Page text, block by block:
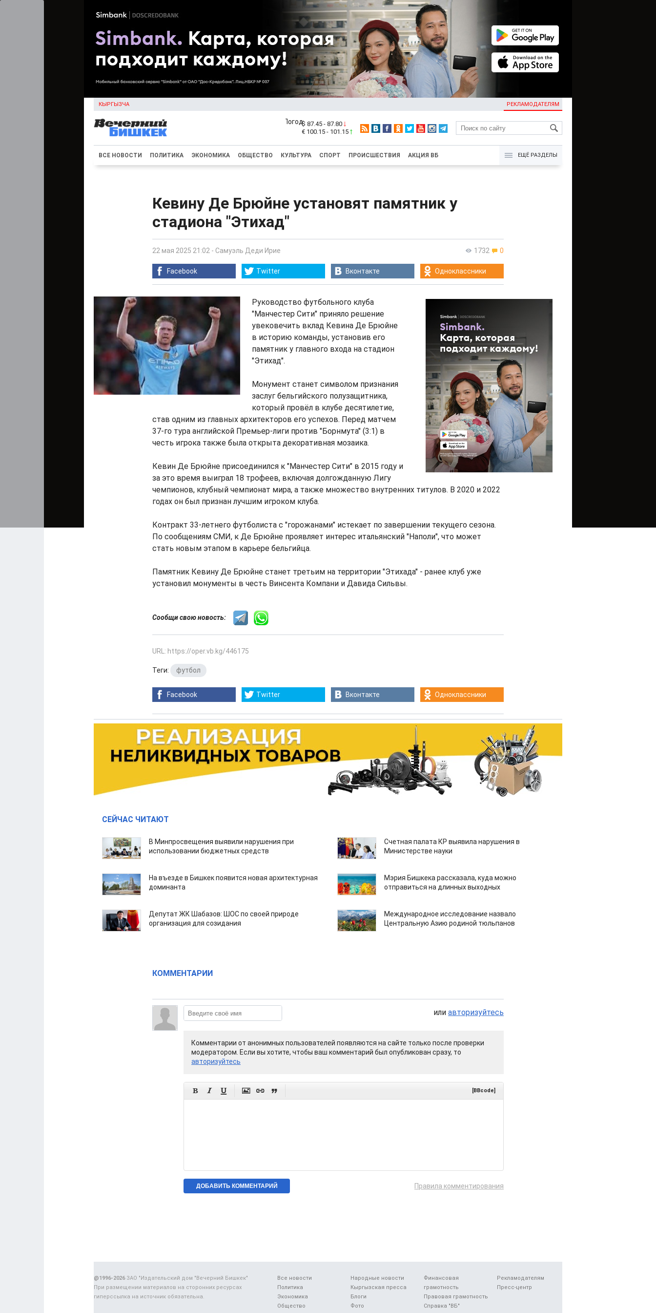
КЫРГЫЗЧА РЕКЛАМОДАТЕЛЯМ
KG
$ 87.45 - 87.80
€ 100.15 - 101.15
ВСЕ НОВОСТИ ПОЛИТИКА ЭКОНОМИКА ОБЩЕСТВО КУЛЬТУРА СПОРТ ПРОИСШЕСТВИЯ АКЦИЯ ВБ ЕЩЁ РАЗДЕЛЫ
Кевину Де Брюйне установят памятник у
стадиона "Этихад"
1732 0
22 мая 2025 21:02 - Самуэль Деди Ирие
Facebook Twitter Вконтакте Одноклассники
Руководство футбольного клуба
"Манчестер Сити" приняло решение
увековечить вклад Кевина Де Брюйне
в историю команды, установив его
памятник у главного входа на стадион
"Этихад".
Монумент станет символом признания
заслуг бельгийского полузащитника,
который провёл в клубе десятилетие,
став одним из главных архитекторов его успехов. Перед матчем
37-го тура английской Премьер-лиги против "Борнмута" (3:1) в
честь игрока также была открыта декоративная мозаика.
Кевин Де Брюйне присоединился к "Манчестер Сити" в 2015 году и
за это время выиграл 18 трофеев, включая долгожданную Лигу
чемпионов, клубный чемпионат мира, а также множество внутренних титулов. В 2020 и 2022
годах он был признан лучшим игроком клуба.
Контракт 33-летнего футболиста с "горожанами" истекает по завершении текущего сезона.
По сообщениям СМИ, к Де Брюйне проявляет интерес итальянский "Наполи", что может
стать новым этапом в карьере бельгийца.
Памятник Кевину Де Брюйне станет третьим на территории "Этихада" - ранее клуб уже
установил монументы в честь Винсента Компани и Давида Сильвы.
Сообщи свою новость:
URL: https://oper.vb.kg/446175
Теги: футбол
Facebook Twitter Вконтакте Одноклассники
СЕЙЧАС ЧИТАЮТ
В Минпросвещения выявили нарушения при
использовании бюджетных средств
Счетная палата КР выявила нарушения в
Министерстве науки
На въезде в Бишкек появится новая архитектурная
доминанта
Мэрия Бишкека рассказала, куда можно
отправиться на длинных выходных
Депутат ЖК Шабазов: ШОС по своей природе
организация для созидания
Международное исследование назвало
Центральную Азию родиной тюльпанов
КОММЕНТАРИИ
или авторизуйтесь
Комментарии от анонимных пользователей появляются на сайте только после проверки
модератором. Если вы хотите, чтобы ваш комментарий был опубликован сразу, то
авторизуйтесь
      [BBcode]
Правила комментирования
Все новости
Политика
Экономика
Общество
Народные новости
Кыргызская пресса
Блоги
Фото
Финансовая
грамотность
Правовая грамотность
Справка "ВБ"
Рекламодателям
Пресс-центр
@1996-2026ЗАО "Издательский дом "Вечерний Бишкек"
При размещении материалов на сторонних ресурсах
гиперссылка на источник обязательна.